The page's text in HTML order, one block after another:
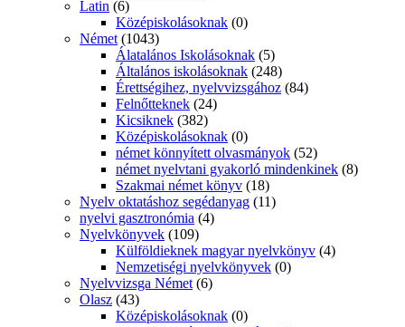
Latin (6)
Középiskolásoknak (0)
Német (1043)
Álatalános Iskolásoknak (5)
Általános iskolásoknak (248)
Érettségihez, nyelvvizsgához (84)
Felnőtteknek (24)
Kicsiknek (382)
Középiskolásoknak (0)
német könnyített olvasmányok (52)
német nyelvtani gyakorló mindenkinek (8)
Szakmai német könyv (18)
Nyelv oktatáshoz segédanyag (11)
nyelvi gasztronómia (4)
Nyelvkönyvek (109)
Külföldieknek magyar nyelvkönyv (4)
Nemzetiségi nyelvkönyvek (0)
Nyelvvizsga Német (6)
Olasz (43)
Középiskolásoknak (0)